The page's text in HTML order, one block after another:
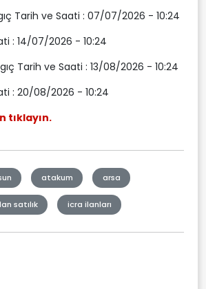
Tarih ve Saati : 07/07/2026 - 10:24
: 14/07/2026 - 10:24
Tarih ve Saati : 13/08/2026 - 10:24
: 20/08/2026 - 10:24
tıklayın.
atakum arsa
satılık icra ilanları